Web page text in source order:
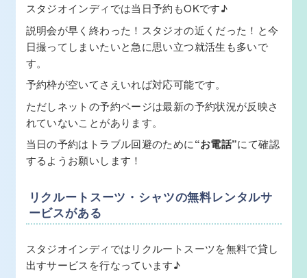
スタジオインディでは当日予約もOKです♪
説明会が早く終わった！スタジオの近くだった！と今
日撮ってしまいたいと急に思い立つ就活生も多いで
す。
予約枠が空いてさえいれば対応可能です。
ただしネットの予約ページは最新の予約状況が反映さ
れていないことがあります。
当日の予約はトラブル回避のために“お電話”にて確認
するようお願いします！
リクルートスーツ・シャツの無料レンタルサ
ービスがある
スタジオインディではリクルートスーツを無料で貸し
出すサービスを行なっています♪